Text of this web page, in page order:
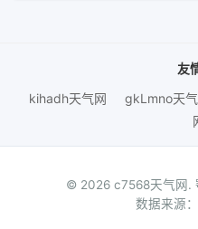
友
kihadh天气网
gkLmno天
© 2026 c7568天气网.
数据来源